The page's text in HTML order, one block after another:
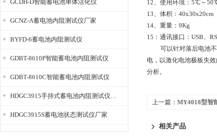
GCDH-D智能蓄电池单体活化仪
GCNZ-A蓄电池内阻测试仪厂家
BYFD-6蓄电池内阻测试仪
GDBT-8610P智能蓄电池内阻测试仪
GDBT-8610C智能蓄电池内阻测试仪
HDGC3915手持式蓄电池内阻测试仪厂家
HDGC3915S蓄电池状态测试仪厂家
12、使用环境：5℃～
13、体积：40x30x20cm
14、重量：9Kg
15：通讯接口：USB、
可以针对落后电池不
电，以激化电池极板失
分析。
上一篇： MY4018型智
相关产品